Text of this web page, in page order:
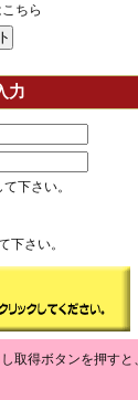
ちら
力
下さい。
下さい。
取得ボタンを押すと、